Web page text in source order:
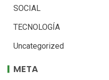
SOCIAL
TECNOLOGÍA
Uncategorized
META